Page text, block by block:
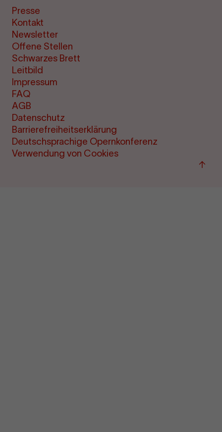
Presse
Kontakt
Newsletter
Offene Stellen
Schwarzes Brett
Leitbild
Impressum
FAQ
AGB
Datenschutz
Barrierefreiheitserklärung
Deutschsprachige Opernkonferenz
Verwendung von Cookies
Zu